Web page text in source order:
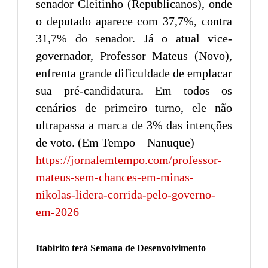
senador Cleitinho (Republicanos), onde
o deputado aparece com 37,7%, contra
31,7% do senador. Já o atual vice-
governador, Professor Mateus (Novo),
enfrenta grande dificuldade de emplacar
sua pré-candidatura. Em todos os
cenários de primeiro turno, ele não
ultrapassa a marca de 3% das intenções
de voto. (Em Tempo – Nanuque)
https://jornalemtempo.com/professor-
mateus-sem-chances-em-minas-
nikolas-lidera-corrida-pelo-governo-
em-2026
Itabirito terá Semana de Desenvolvimento